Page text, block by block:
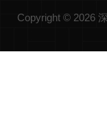
Copyright © 2026